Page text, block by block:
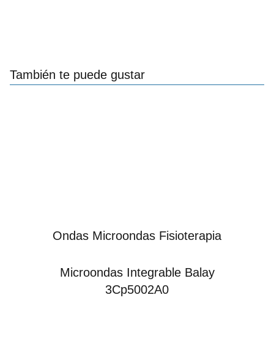
También te puede gustar
Ondas Microondas Fisioterapia
Microondas Integrable Balay
3Cp5002A0